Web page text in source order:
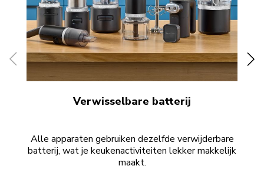
Verwisselbare batterij
Alle apparaten gebruiken dezelfde verwijderbare
batterij, wat je keukenactiviteiten lekker makkelijk
maakt.